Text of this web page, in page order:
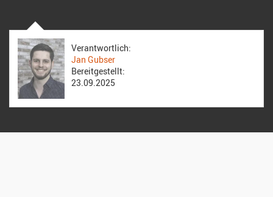
Verantwortlich:
Jan Gubser
Bereitgestellt:
23.09.2025